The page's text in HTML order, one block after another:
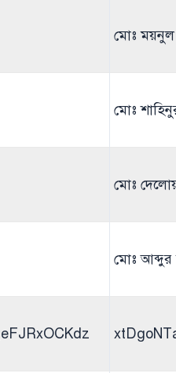
মোঃ
মোঃ
মোঃ
মোঃ আব্দুর